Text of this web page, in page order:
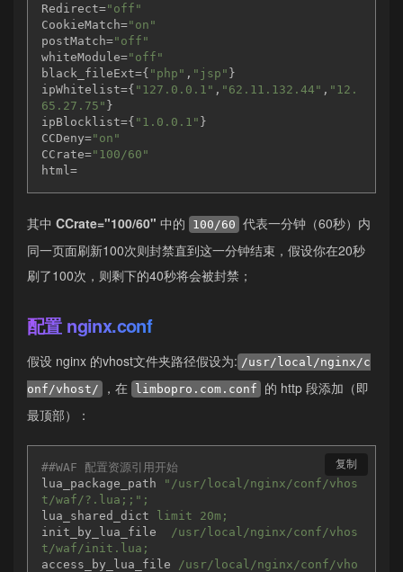
Redirect="off"
CookieMatch="on"
postMatch="off"
whiteModule="off"
black_fileExt={ "php" , "jsp" }
ipWhitelist={ "127.0.0.1" , "62.11.132.44" , "12.
65.27.75" }
ipBlocklist={ "1.0.0.1" }
CCDeny="on"
CCrate="100/60"
html=
其中 CCrate="100/60" 中的 100/60 代表一分钟（60秒）内
同一页面刷新100次则封禁直到这一分钟结束，假设你在20秒
刷了100次，则剩下的40秒将会被封禁；
配置 nginx.conf
假设 nginx 的vhost文件夹路径假设为: /usr/local/nginx/c
onf/vhost/
，在 limbopro.com.conf
的 http 段添加（即
最顶部）：
##WAF 配置资源引用开始
lua_package_path
"/usr/local/nginx/conf/vhos
t/waf/?.lua;;";
lua_shared_dict
limit 20m;
init_by_lua_file
/usr/local/nginx/conf/vhos
t/waf/init.lua;
access_by_lua_file
/usr/local/nginx/conf/vho
复制